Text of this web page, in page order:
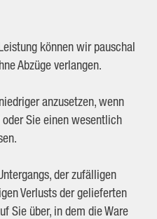
können wir pauschal
Abzüge verlangen.
anzusetzen, wenn
Sie einen wesentlich
der zufälligen
Verlusts der gelieferten
Sie über, in dem die Ware